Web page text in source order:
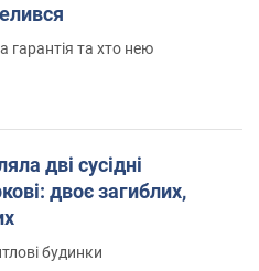
гарантія та хто нею
дві сусідні
двоє загиблих,
будинки